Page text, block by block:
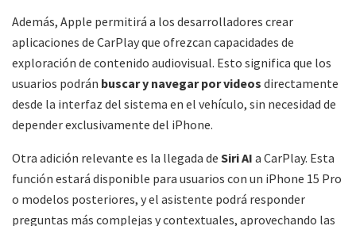
Además, Apple permitirá a los desarrolladores crear
aplicaciones de CarPlay que ofrezcan capacidades de
exploración de contenido audiovisual. Esto significa que los
usuarios podrán buscar y navegar por videos directamente
desde la interfaz del sistema en el vehículo, sin necesidad de
depender exclusivamente del iPhone.
Otra adición relevante es la llegada de Siri AI a CarPlay. Esta
función estará disponible para usuarios con un iPhone 15 Pro
o modelos posteriores, y el asistente podrá responder
preguntas más complejas y contextuales, aprovechando las